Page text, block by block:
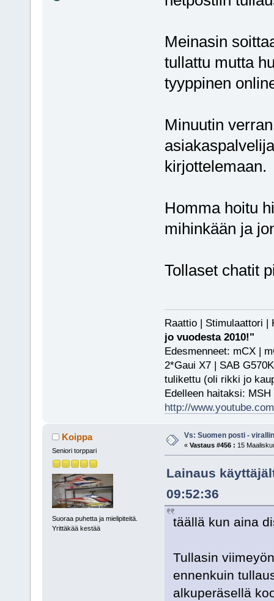
Meinasin
tullattu mutta
tyyppinen
Minuutin
kirjottelemaan.
Homma hoitu
mihinkään ja
Tollaset chatit
Raattio |
jo vuodesta 2010!"
Edesmenneet: mCX |
2*Gaui X7 | SAB
tulikettu (oli rikki jo
Edelleen haitaksi:
http://
Koippa
Seniori torppari
Suoraa puhetta ja mielipiteitä.
Yrittäkää kestää
Vs: Suomen posti -
« Vastaus #456 : 15
Lainaus
09:52:36
täällä kun aina
Tullasin
ennenkuin
alkuperäsellä